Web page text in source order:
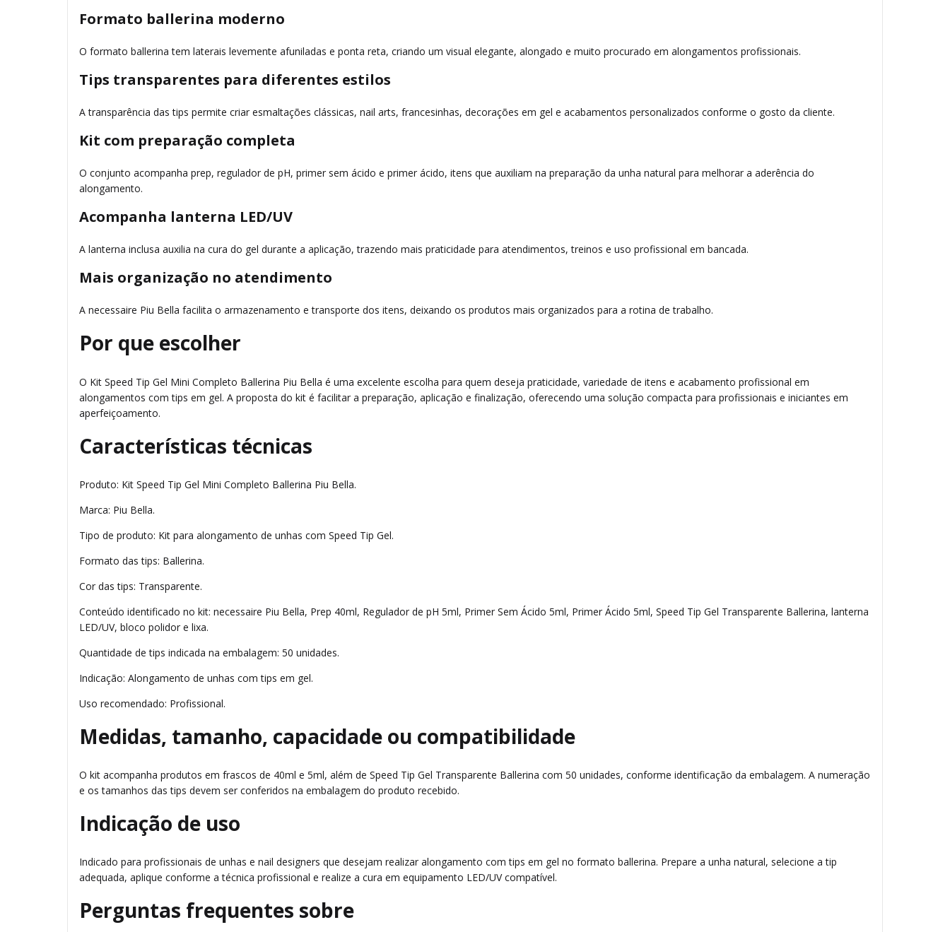
Formato ballerina moderno
O formato ballerina tem laterais levemente afuniladas e ponta reta, criando um visual elegante, alongado e muito procurado em alongamentos profissionais.
Tips transparentes para diferentes estilos
A transparência das tips permite criar esmaltações clássicas, nail arts, francesinhas, decorações em gel e acabamentos personalizados conforme o gosto da cliente.
Kit com preparação completa
O conjunto acompanha prep, regulador de pH, primer sem ácido e primer ácido, itens que auxiliam na preparação da unha natural para melhorar a aderência do
alongamento.
Acompanha lanterna LED/UV
A lanterna inclusa auxilia na cura do gel durante a aplicação, trazendo mais praticidade para atendimentos, treinos e uso profissional em bancada.
Mais organização no atendimento
A necessaire Piu Bella facilita o armazenamento e transporte dos itens, deixando os produtos mais organizados para a rotina de trabalho.
Por que escolher
O Kit Speed Tip Gel Mini Completo Ballerina Piu Bella é uma excelente escolha para quem deseja praticidade, variedade de itens e acabamento profissional em
alongamentos com tips em gel. A proposta do kit é facilitar a preparação, aplicação e finalização, oferecendo uma solução compacta para profissionais e iniciantes em
aperfeiçoamento.
Características técnicas
Produto: Kit Speed Tip Gel Mini Completo Ballerina Piu Bella.
Marca: Piu Bella.
Tipo de produto: Kit para alongamento de unhas com Speed Tip Gel.
Formato das tips: Ballerina.
Cor das tips: Transparente.
Conteúdo identificado no kit: necessaire Piu Bella, Prep 40ml, Regulador de pH 5ml, Primer Sem Ácido 5ml, Primer Ácido 5ml, Speed Tip Gel Transparente Ballerina, lanterna
LED/UV, bloco polidor e lixa.
Quantidade de tips indicada na embalagem: 50 unidades.
Indicação: Alongamento de unhas com tips em gel.
Uso recomendado: Profissional.
Medidas, tamanho, capacidade ou compatibilidade
O kit acompanha produtos em frascos de 40ml e 5ml, além de Speed Tip Gel Transparente Ballerina com 50 unidades, conforme identificação da embalagem. A numeração
e os tamanhos das tips devem ser conferidos na embalagem do produto recebido.
Indicação de uso
Indicado para profissionais de unhas e nail designers que desejam realizar alongamento com tips em gel no formato ballerina. Prepare a unha natural, selecione a tip
adequada, aplique conforme a técnica profissional e realize a cura em equipamento LED/UV compatível.
Perguntas frequentes sobre